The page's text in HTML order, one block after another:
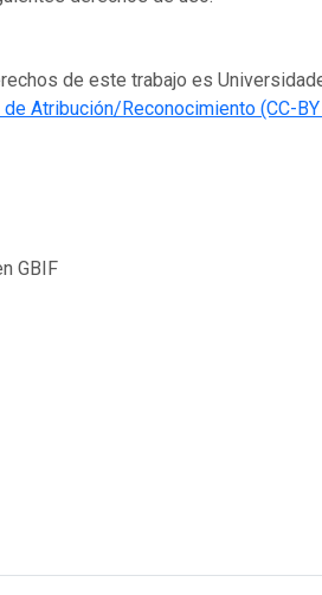
de este trabajo es
Atribución/Reconocimiento (CC-
GBIF